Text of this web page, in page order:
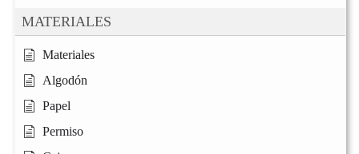
MATERIALES
Materiales
Algodón
Papel
Permiso